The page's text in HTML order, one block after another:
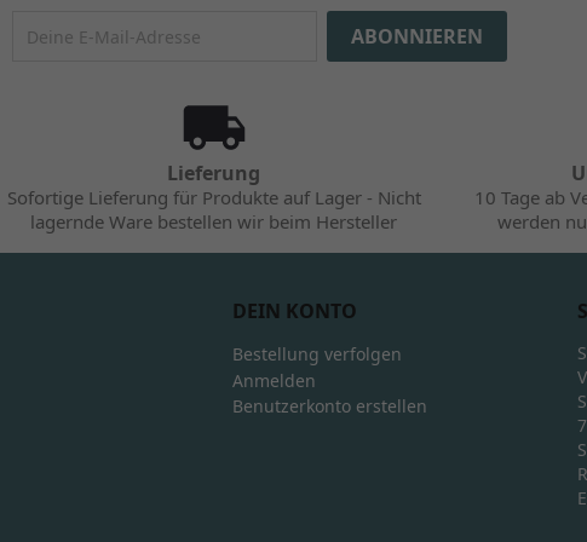
Lieferung
Sofortige Lieferung für Produkte auf Lager - Nicht
lagernde Ware bestellen wir beim Hersteller
10 Tage ab
werden
DEIN KONTO
Bestellung verfolgen
Anmelden
Benutzerkonto erstellen